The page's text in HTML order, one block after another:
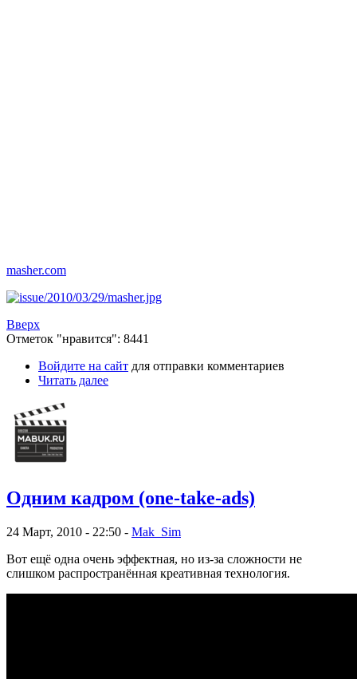
masher.com
Вверх
Отметок "нравится": 8441
Войдите на сайт для отправки комментариев
Читать далее
Одним кадром (one-take-ads)
24 Март, 2010 - 22:50 - Mak_Sim
Вот ещё одна очень эффектная, но из-за сложности не
слишком распространённая креативная технология.